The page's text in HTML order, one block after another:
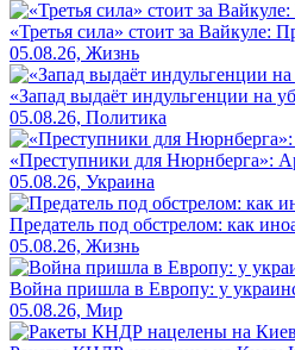
«Третья сила» стоит за Вайкуле:
05.08.26, Жизнь
«Запад выдаёт индульгенции на
05.08.26, Политика
«Преступники для Нюрнберга»:
05.08.26, Украина
Предатель под обстрелом: как
05.08.26, Жизнь
Война пришла в Европу: у
05.08.26, Мир